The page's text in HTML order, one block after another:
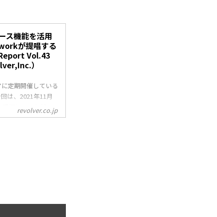
ス機能を活用
が提唱する
Vol.43
）
定期開催している
は、2021年11月
師としてお越し
優作氏。テーマは
revolver.co.jp